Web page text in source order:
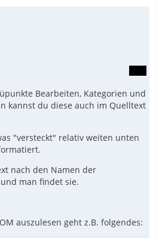
Bearbeiten, Kategorien und
kannst du diese auch im Quelltext
"versteckt" relativ weiten unten
nach den Namen der
man findet sie.
auszulesen geht z.B. folgendes: